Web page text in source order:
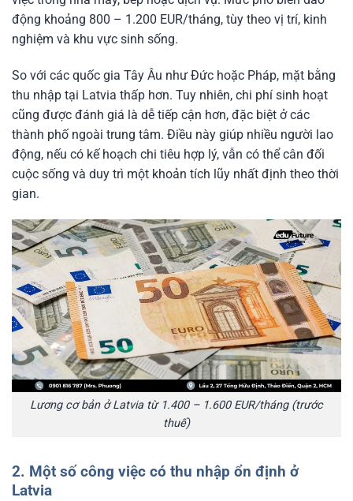
động khoảng 800 – 1.200 EUR/tháng, tùy theo vị trí, kinh
nghiệm và khu vực sinh sống.
So với các quốc gia Tây Âu như Đức hoặc Pháp, mặt bằng
thu nhập tại Latvia thấp hơn. Tuy nhiên, chi phí sinh hoạt
cũng được đánh giá là dễ tiếp cận hơn, đặc biệt ở các
thành phố ngoài trung tâm. Điều này giúp nhiều người lao
động, nếu có kế hoạch chi tiêu hợp lý, vẫn có thể cân đối
cuộc sống và duy trì một khoản tích lũy nhất định theo thời
gian.
Lương cơ bản ở Latvia từ 1.400 – 1.600 EUR/tháng (trước
thuế)
2. Một số công việc có thu nhập ổn định ở
Latvia